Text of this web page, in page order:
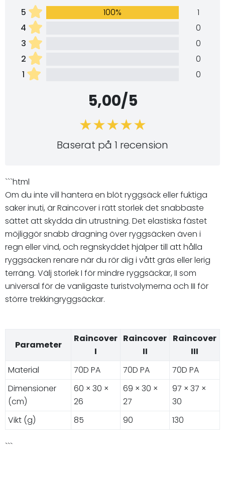
5 100%
1
4
0
3
0
2
0
1
0
5,00/5
Baserat på 1 recension
```html
Om du inte vill hantera en blöt ryggsäck eller fuktiga
saker inuti, är Raincover i rätt storlek det snabbaste
sättet att skydda din utrustning. Det elastiska fästet
möjliggör snabb dragning över ryggsäcken även i
regn eller vind, och regnskyddet hjälper till att hålla
ryggsäcken renare när du rör dig i vått gräs eller lerig
terräng. Välj storlek I för mindre ryggsäckar, II som
universal för de vanligaste turistvolymerna och III för
större trekkingryggsäckar.
Parameter
Raincover
I
Raincover
II
Raincover
III
Material
70D PA 70D PA
70D PA
Dimensioner
(cm)
60 × 30 ×
26
69 × 30 ×
27
97 × 37 ×
30
Vikt (g)
85 90 130
```